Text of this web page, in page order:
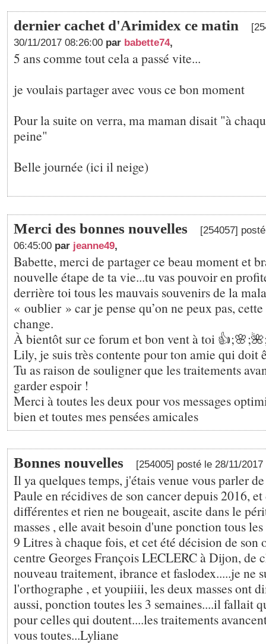
dernier cachet d'Arimidex ce matin
30/11/2017 08:26:00 par babette74,
5 ans comme tout cela a passé vite...
je voulais partager avec vous ce bon moment
Pour la suite on verra, ma maman disait "à
peine"
Belle journée (ici il neige)
Merci des bonnes nouvelles
[254057]
06:45:00 par jeanne49,
Babette, merci de partager ce beau moment et
nouvelle étape de ta vie...tu vas pouvoir en
derrière toi tous les mauvais souvenirs de la
« oublier » car je pense qu’on ne peux pas,
change.
À bientôt sur ce forum et bon vent à toi
Lily, je suis très contente pour ton amie qui doit
Tu as raison de souligner que les traitements
garder espoir !
Merci à toutes les deux pour vos messages
bien et toutes mes pensées amicales
Bonnes nouvelles [254005] posté le 28/11/
Il ya quelques temps, j'étais venue vous parler
Paule en récidives de son cancer depuis 2016,
différentes et rien ne bougeait, ascite dans le
masses , elle avait besoin d'une ponction tous
9 Litres à chaque fois, et cet été décision de son
centre Georges François LECLERC à Dijon, de
nouveau traitement, ibrance et faslodex.....je ne
l'orthographe , et youpiiii, les deux masses ont
aussi, ponction toutes les 3 semaines....il fallait
pour celles qui doutent....les traitements
vous toutes...Lyliane